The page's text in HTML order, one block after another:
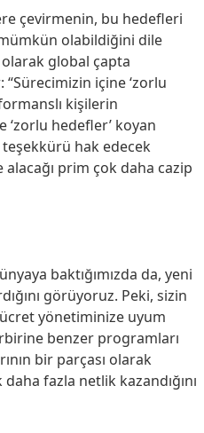
çevirmenin, bu hedefleri
olabildiğini dile
global çapta
içine ‘zorlu
kişilerin
‘zorlu hedefler’ koyan
teşekkürü hak edecek
prim çok daha cazip
baktığımızda da, yeni
görüyoruz. Peki, sizin
yönetiminize uyum
benzer programları
bir parçası olarak
fazla netlik kazandığını